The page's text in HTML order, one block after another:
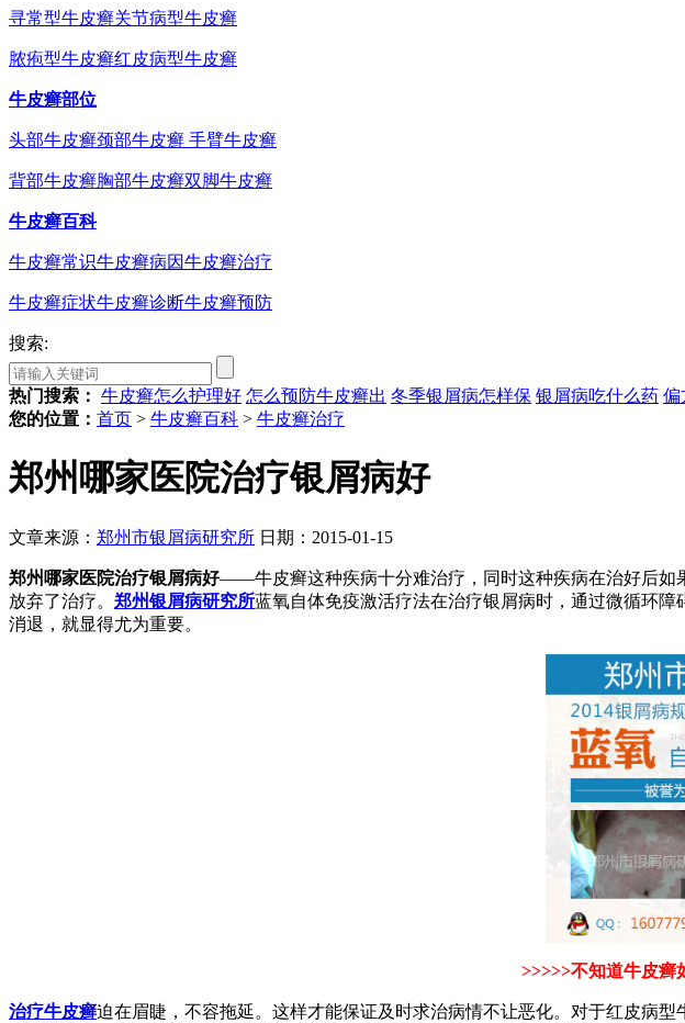
寻常型牛皮癣关节病型牛皮癣
脓疱型牛皮癣红皮病型牛皮癣
牛皮癣部位
头部牛皮癣颈部牛皮癣 手臂牛皮癣
背部牛皮癣胸部牛皮癣双脚牛皮癣
牛皮癣百科
牛皮癣常识牛皮癣病因牛皮癣治疗
牛皮癣症状牛皮癣诊断牛皮癣预防
搜索:
热门搜索： 牛皮癣怎么护理好 怎么预防牛皮癣出 冬季银屑病怎样保 银屑病吃什么药 偏
您的位置： 首页 > 牛皮癣百科 > 牛皮癣治疗
郑州哪家医院治疗银屑病好
文章来源： 郑州市银屑病研究所 日期：2015-01-15
郑州哪家医院治疗银屑病好——牛皮癣这种疾病十分难治疗，同时这种疾病在治好后如
放弃了治疗。 郑州银屑病研究所蓝氧自体免疫激活疗法在治疗银屑病时，通过微循环
消退，就显得尤为重要。
>>>>>不知道牛皮癣
治疗牛皮癣迫在眉睫，不容拖延。这样才能保证及时求治病情不让恶化。对于红皮病